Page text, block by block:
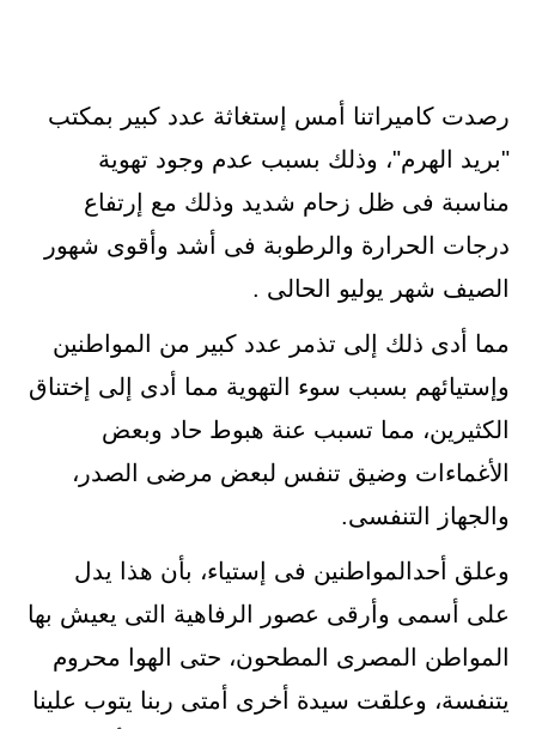
رصدت كاميراتنا أمس إستغاثة عدد كبير بمكتب
"بريد الهرم"، وذلك بسبب عدم وجود تهوية
مناسبة فى ظل زحام شديد وذلك مع إرتفاع
درجات الحرارة والرطوبة فى أشد وأقوى شهور
الصيف شهر يوليو الحالى .
مما أدى ذلك إلى تذمر عدد كبير من المواطنين
وإستيائهم بسبب سوء التهوية مما أدى إلى إختناق
الكثيرين، مما تسبب عنة هبوط حاد وبعض
الأغماءات وضيق تنفس لبعض مرضى الصدر،
والجهاز التنفسى.
وعلق أحدالمواطنين فى إستياء، بأن هذا يدل
على أسمى وأرقى عصور الرفاهية التى يعيش بها
المواطن المصرى المطحون، حتى الهوا محروم
يتنفسة، وعلقت سيدة أخرى أمتى ربنا يتوب علينا